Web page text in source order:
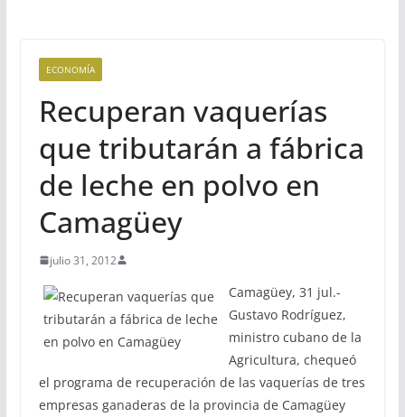
ECONOMÍA
Recuperan vaquerías
que tributarán a fábrica
de leche en polvo en
Camagüey
julio 31, 2012
Camagüey, 31 jul.-
Gustavo Rodríguez,
ministro cubano de la
Agricultura, chequeó
el programa de recuperación de las vaquerías de tres
empresas ganaderas de la provincia de Camagüey